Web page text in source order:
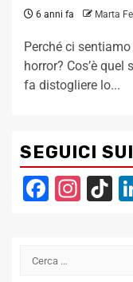
6 anni fa Marta
Perché ci
horror? Cos’è
fa distogliere lo...
SEGUICI
Ricerca